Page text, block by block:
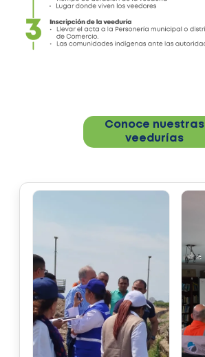
Conoce nuestras
veedurías